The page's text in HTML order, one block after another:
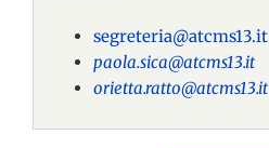
segreteria@atcms13.it
paola.sica@atcms13.it
orietta.ratto@atcms13.it